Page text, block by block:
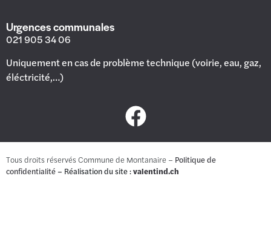
Urgences communales
021 905 34 06
Uniquement en cas de problème technique (voirie, eau, gaz,
éléctricité,…)
Tous droits réservés Commune de Montanaire – Politique de
confidentialité– Réalisation du site :valentind.ch